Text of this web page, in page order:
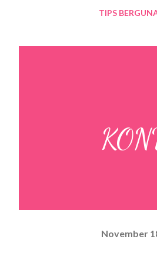
TIPS
November